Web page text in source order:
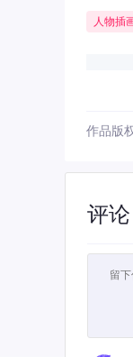
人物插
作品版
评论